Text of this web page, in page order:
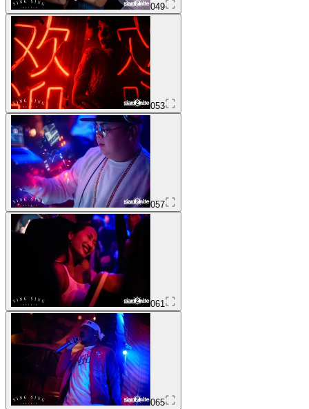
049
053
057
061
065